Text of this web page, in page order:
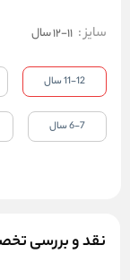
نقد و بررسی
سایز: 11-12 سال
11-12 سال
6-7 سال